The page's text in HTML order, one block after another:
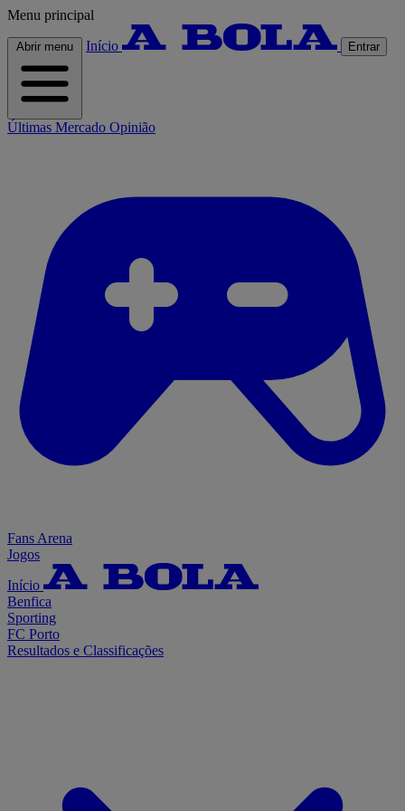
Menu principal
Abrir menu Início Entrar
Últimas Mercado Opinião
Fans Arena
Jogos
Início
Benfica
Sporting
FC Porto
Resultados e Classificações